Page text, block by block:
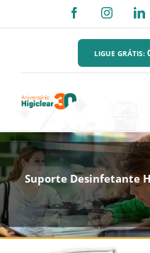
para
FacebookInstagram
LIGUE GRÁTIS:
Suporte Desinfetante